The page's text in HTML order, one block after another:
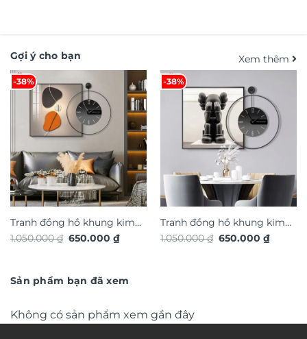
Gợi ý cho bạn Xem thêm
-38%
Tranh đồng hồ khung kim
loại cao cấp xu hướng trang
1.050.000₫ Giá
650.000₫Giá
-38%
Tranh đồng hồ khung kim
loại cao cấp xu hướng trang
1.050.000₫ Giá
650.000₫Giá
Sản phẩm bạn đã xem
Không có sản phẩm xem gần đây